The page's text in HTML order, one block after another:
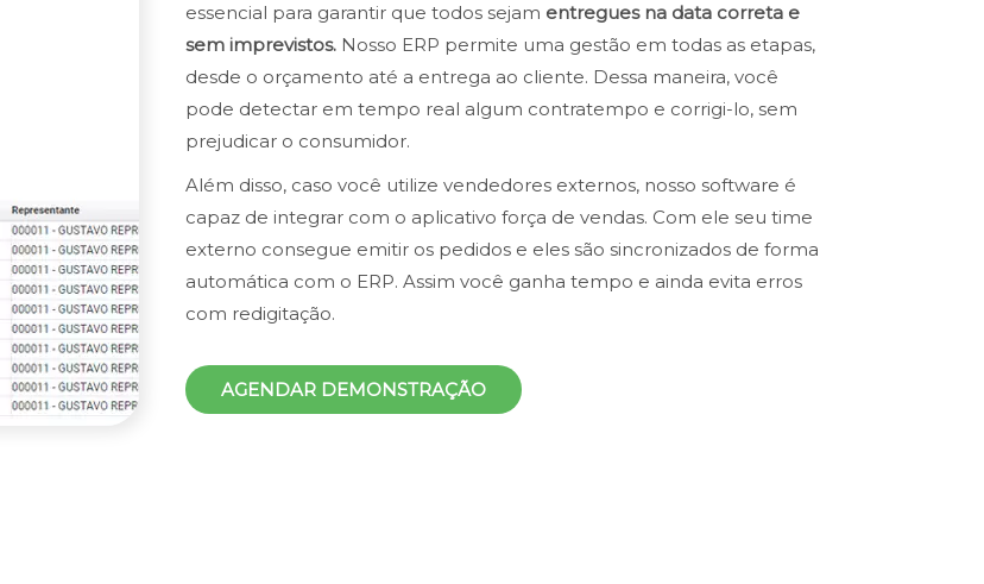
essencial para garantir que todos sejam entregues na data correta e
sem imprevistos. Nosso ERP permite uma gestão em todas as etapas,
desde o orçamento até a entrega ao cliente. Dessa maneira, você
pode detectar em tempo real algum contratempo e corrigi-lo, sem
prejudicar o consumidor.
Além disso, caso você utilize vendedores externos, nosso software é
capaz de integrar com o aplicativo força de vendas. Com ele seu time
externo consegue emitir os pedidos e eles são sincronizados de forma
automática com o ERP. Assim você ganha tempo e ainda evita erros
com redigitação.
AGENDAR DEMONSTRAÇÃO